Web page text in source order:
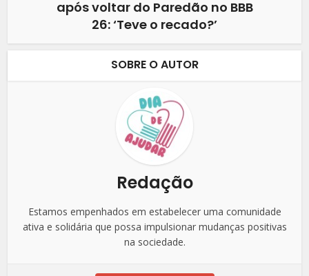
após voltar do Paredão no BBB
26: ‘Teve o recado?’
SOBRE O AUTOR
Redação
Estamos empenhados em estabelecer uma comunidade
ativa e solidária que possa impulsionar mudanças positivas
na sociedade.